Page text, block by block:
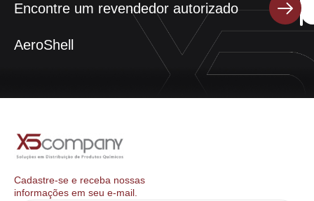
Encontre um revendedor autorizado
AeroShell
Cadastre-se e receba nossas
informações em seu e-mail.